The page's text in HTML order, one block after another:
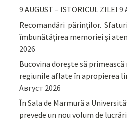
9 AUGUST – ISTORICUL ZILEI 9
Recomandări părinţilor.
îmbunătățirea memoriei și
2026
Bucovina dorește să
regiunile aflate în apropierea
Август 2026
În Sala de Marmură a
prevede un nou volum de